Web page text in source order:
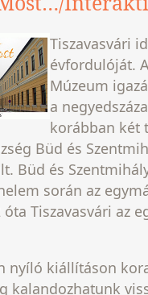
Tiszavasvári
évfordulóját.
Múzeum
a
korábban két
Büd és
Büd és
során az
Tiszavasvári az
nyíló kiállításon
kalandozhatunk